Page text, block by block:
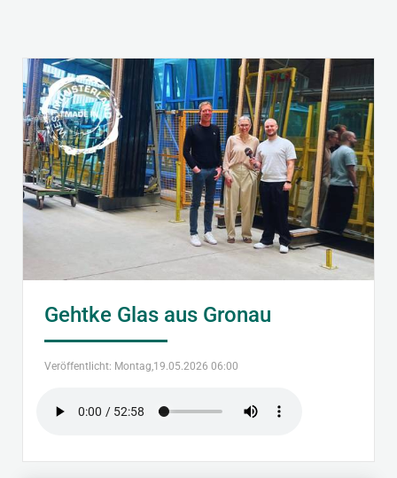
Gehtke Glas aus Gronau
Veröffentlicht: Montag,19.05.2026 06:00